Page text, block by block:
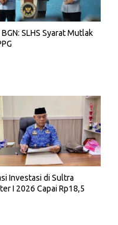
SLHS Syarat Mutlak
Investasi di Sultra
I 2026 Capai Rp18,5